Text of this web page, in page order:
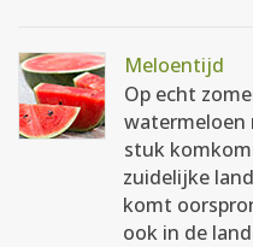
Meloentijd
Op echt
watermeloen
stuk
zuidelijke
komt
ook in de